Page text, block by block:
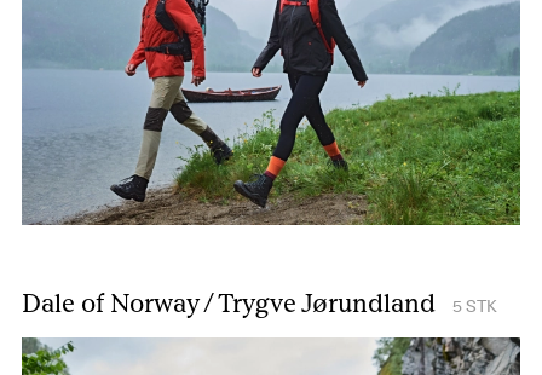
Dale of Norway / Trygve Jørundland 5STK